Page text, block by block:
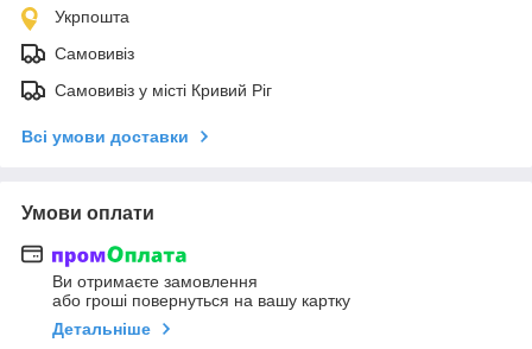
Укрпошта
Самовивіз
Самовивіз у місті Кривий Ріг
Всі умови доставки
Умови оплати
Ви отримаєте замовлення
або гроші повернуться на вашу картку
Детальніше